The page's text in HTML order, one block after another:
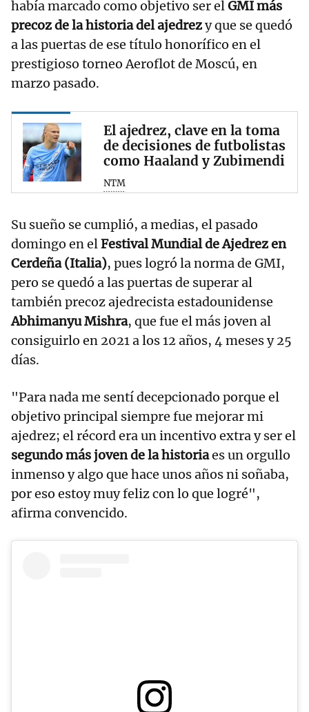
había marcado como objetivo ser elGMI más
precoz de la historia del ajedrezy que se quedó
a las puertas de ese título honorífico en el
prestigioso torneo Aeroflot de Moscú, en
marzo pasado.
El ajedrez, clave en la toma
de decisiones de futbolistas
como Haaland y Zubimendi
NTM
Su sueño se cumplió, a medias, el pasado
domingo en elFestival Mundial de Ajedrez en
Cerdeña (Italia), pues logró la norma de GMI,
pero se quedó a las puertas de superar al
también precoz ajedrecista estadounidense
Abhimanyu Mishra, que fue el más joven al
consiguirlo en 2021 a los 12 años, 4 meses y 25
días.
"Para nada me sentí decepcionado porque el
objetivo principal siempre fue mejorar mi
ajedrez; el récord era un incentivo extra y ser el
segundo más joven de la historiaes un orgullo
inmenso y algo que hace unos años ni soñaba,
por eso estoy muy feliz con lo que logré",
afirma convencido.